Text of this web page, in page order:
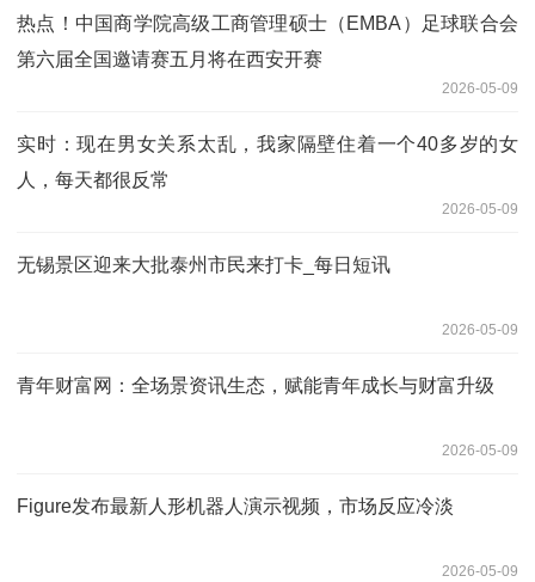
热点！中国商学院高级工商管理硕士（EMBA）足球联合会
第六届全国邀请赛五月将在西安开赛
2026-05-09
实时：现在男女关系太乱，我家隔壁住着一个40多岁的女
人，每天都很反常
2026-05-09
无锡景区迎来大批泰州市民来打卡_每日短讯
2026-05-09
青年财富网：全场景资讯生态，赋能青年成长与财富升级
2026-05-09
Figure发布最新人形机器人演示视频，市场反应冷淡
2026-05-09